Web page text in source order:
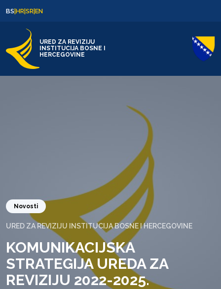
BS|HR|SR|EN
URED ZA REVIZIJU
INSTITUCIJA BOSNE I
HERCEGOVINE
Novosti
URED ZA REVIZIJU INSTITUCIJA BOSNE I HERCEGOVINE
KOMUNIKACIJSKA
STRATEGIJA UREDA ZA
REVIZIJU 2022-2025.